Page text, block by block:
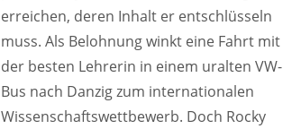
erreichen, deren Inhalt er entschlüsseln
muss. Als Belohnung winkt eine Fahrt mit
der besten Lehrerin in einem uralten VW-
Bus nach Danzig zum internationalen
Wissenschaftswettbewerb. Doch Rocky